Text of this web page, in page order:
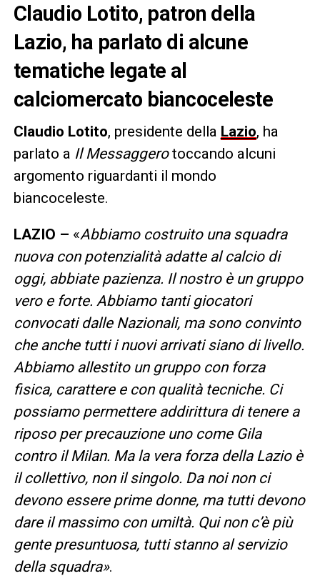
Claudio Lotito, patron della
Lazio, ha parlato di alcune
tematiche legate al
calciomercato biancoceleste
Claudio Lotito, presidente della Lazio, ha
parlato a Il Messaggerotoccando alcuni
argomento riguardanti il mondo
biancoceleste.
LAZIO – «Abbiamo costruito una squadra
nuova con potenzialità adatte al calcio di
oggi, abbiate pazienza. Il nostro è un gruppo
vero e forte. Abbiamo tanti giocatori
convocati dalle Nazionali, ma sono convinto
che anche tutti i nuovi arrivati siano di livello.
Abbiamo allestito un gruppo con forza
fisica, carattere e con qualità tecniche. Ci
possiamo permettere addirittura di tenere a
riposo per precauzione uno come Gila
contro il Milan. Ma la vera forza della Lazio è
il collettivo, non il singolo. Da noi non ci
devono essere prime donne, ma tutti devono
dare il massimo con umiltà. Qui non c’è più
gente presuntuosa, tutti stanno al servizio
della squadra».